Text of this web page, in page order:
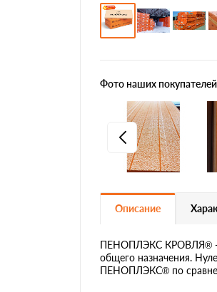
Фото наших покупателей
Описание
ПЕНОПЛЭКС КРОВЛЯ® -
общего назначения.
ПЕНОПЛЭКС® по